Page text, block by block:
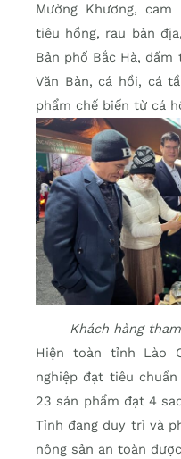
Mường Khương, cam
tiêu hồng, rau bản
Bản phố Bắc Hà,
Văn Bàn, cá hồi, cá
phẩm chế biến từ cá
Khách hàng
Hiện toàn tỉnh Lào
nghiệp đạt tiêu
23 sản phẩm đạt 4
Tỉnh đang duy trì và
nông sản an toàn